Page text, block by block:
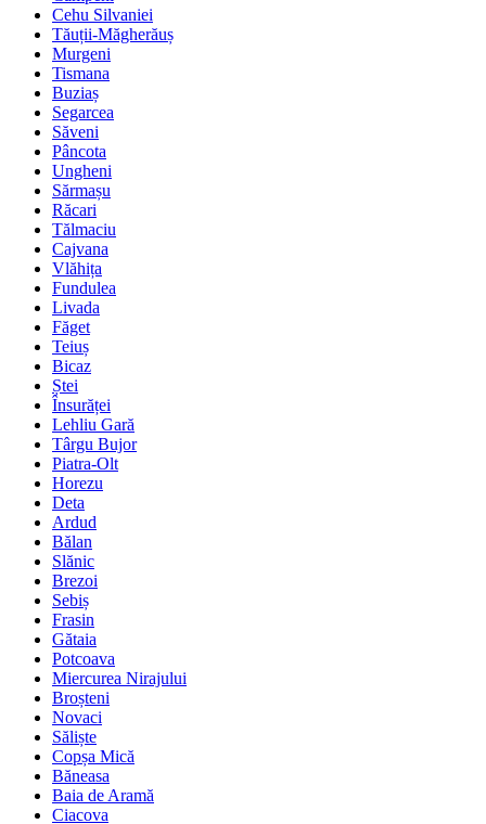
Cehu Silvaniei
Tăuții-Măgherăuș
Murgeni
Tismana
Buziaș
Segarcea
Săveni
Pâncota
Ungheni
Sărmașu
Răcari
Tălmaciu
Cajvana
Vlăhița
Fundulea
Livada
Făget
Teiuș
Bicaz
Ștei
Însurăței
Lehliu Gară
Târgu Bujor
Piatra-Olt
Horezu
Deta
Ardud
Bălan
Slănic
Brezoi
Sebiș
Frasin
Gătaia
Potcoava
Miercurea Nirajului
Broșteni
Novaci
Săliște
Copșa Mică
Băneasa
Baia de Aramă
Ciacova